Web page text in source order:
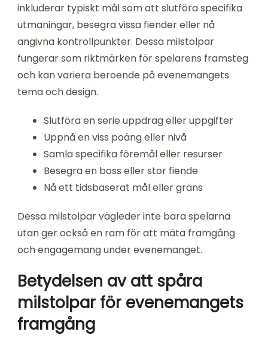
inkluderar typiskt mål som att slutföra specifika
utmaningar, besegra vissa fiender eller nå
angivna kontrollpunkter. Dessa milstolpar
fungerar som riktmärken för spelarens framsteg
och kan variera beroende på evenemangets
tema och design.
Slutföra en serie uppdrag eller uppgifter
Uppnå en viss poäng eller nivå
Samla specifika föremål eller resurser
Besegra en boss eller stor fiende
Nå ett tidsbaserat mål eller gräns
Dessa milstolpar vägleder inte bara spelarna
utan ger också en ram för att mäta framgång
och engagemang under evenemanget.
Betydelsen av att spåra
milstolpar för evenemangets
framgång